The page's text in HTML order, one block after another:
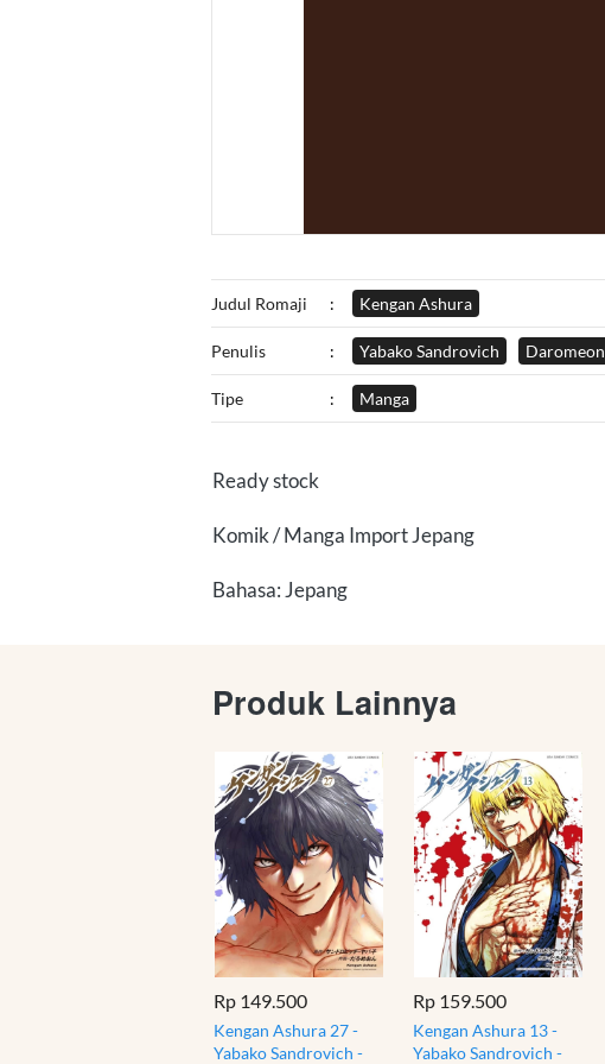
Judul Romaji : Kengan Ashura
Penulis : Yabako Sandrovich Daromeon
Tipe : Manga
Ready stock
Komik / Manga Import Jepang
Bahasa: Jepang
Produk Lainnya
Rp 149.500
Kengan Ashura 27 -
Yabako Sandrovich -
Rp 159.500
Kengan Ashura 13 -
Yabako Sandrovich -